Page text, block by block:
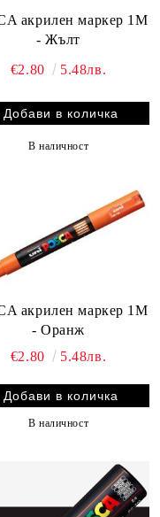
акрилен маркер 1M
- Жълт
€2.80 5.48лв.
В наличност
акрилен маркер 1M
- Оранж
€2.80
5.48лв.
В наличност